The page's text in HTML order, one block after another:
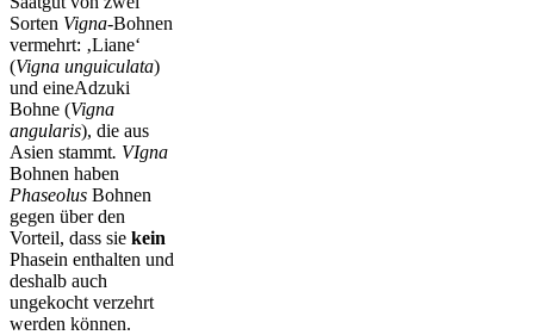
Sorten Vigna-Bohnen
vermehrt: ‚Liane‘
(Vigna unguiculata)
und eineAdzuki
Bohne (Vigna
angularis), die aus
Asien stammt. VIgna
Bohnen haben
Phaseolus Bohnen
gegen über den
Vorteil, dass sie kein
Phasein enthalten und
deshalb auch
ungekocht verzehrt
werden können.